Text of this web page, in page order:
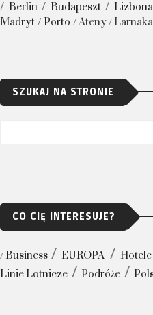
Berlin
Budapeszt Lizbona
Madryt
Porto Ateny Larnaka
SZUKAJ NA STRONIE
CO CIĘ INTERESUJE?
Business EUROPA Hotele
Linie Lotnicze
Podróże